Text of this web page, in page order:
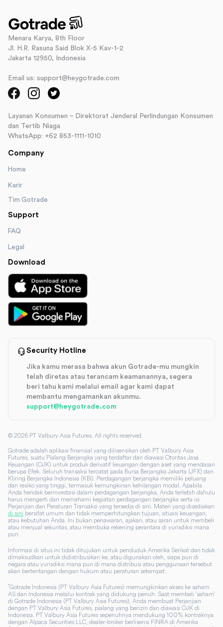
Menara Karya, 8th Floor
Jl. H.R. Rasuna Said Blok X-5 Kav-1-2
Jakarta 12950, Indonesia
Email us: support@heygotrade.com
Layanan Konsumen – Direktorat Jenderal Perlindungan Konsumen
dan Tertib Niaga
WhatsApp: +62 853-1111-1010
Company
Home
Karir
Tim Gotrade
Support
FAQ
Legal
Download
Security Hotline
Jika kamu merasa bahwa akun Gotrade-mu mungkin
telah diretas atau terancam keamanannya, segera
beri tahu kami melalui email agar kami dapat
membantu mengamankan akunmu.
support@heygotrade.com
© 2026 PT Valbury Asia Futures. All rights reserved.
Gotrade adalah aplikasi finansial yang dilisensikan oleh PT Valbury Asia
Futures, suatu Pialang Berjangka yang terdaftar dan diawasi Otoritas Jasa
Keuangan (OJK) untuk produk derivatif keuangan dengan aset yang mendasari
berupa Efek. Seluruh transaksi tercatat pada Bursa Berjangka Jakarta (JFX) dan
Kliring Berjangka Indonesia (KBI). Perdagangan berjangka memiliki peluang
dan resiko yang tinggi, termasuk kemungkinan kehilangan modal. Apabila
Anda hendak berinvestasi dalam perdagangan berjangka, Anda terlebih dahulu
harus mengerti dan memahami kegiatan perdagangan berjangka serta isi
Perjanjian dan Peraturan Transaksi yang tersedia di sini. Materi yang disediakan
di sini bersifat umum dan tidak memperhitungkan tujuan, situasi keuangan,
atau kebutuhan Anda. Ini bukan penawaran, ajakan, atau saran untuk membeli
atau menjual sekuritas, atau membuka rekening perantara di yurisdiksi mana
pun.
Informasi di situs ini tidak ditujukan untuk penduduk Amerika Serikat dan tidak
dimaksudkan untuk didistribusikan ke, atau digunakan oleh, siapa pun di
negara atau yurisdiksi mana pun di mana distribusi atau penggunaan tersebut
akan bertentangan dengan hukum atau peraturan setempat.
*Gotrade Indonesia (PT Valbury Asia Futures) memungkinkan akses ke saham
AS dari Indonesia melalui kontrak yang didukung penuh. Saat membeli 'saham'
di Gotrade Indonesia (PT Valbury Asia Futures), Anda membuat Perjanjian
dengan PT Valbury Asia Futures, pialang yang berizin dan diawasi OJK di
Indonesia. PT Valbury Asia Futures sepenuhnya mendukung 100% kontraknya
dengan Alpaca Securities LLC, dealer-broker berlisensi FINRA di Amerika